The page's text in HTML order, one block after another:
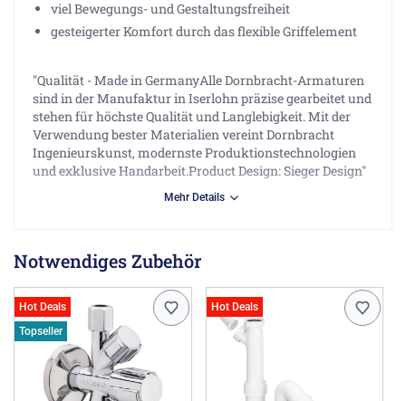
viel Bewegungs- und Gestaltungsfreiheit
gesteigerter Komfort durch das flexible Griffelement
"Qualität - Made in GermanyAlle Dornbracht-Armaturen
sind in der Manufaktur in Iserlohn präzise gearbeitet und
stehen für höchste Qualität und Langlebigkeit. Mit der
Verwendung bester Materialien vereint Dornbracht
Ingenieurskunst, modernste Produktionstechnologien
und exklusive Handarbeit.Product Design: Sieger Design"
Iserlohn DE, hello@dornbracht.com
Mehr Details
Notwendiges Zubehör
Hot Deals
Topseller
Hot Deals